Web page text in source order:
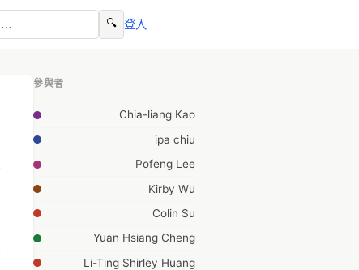
🔍 登入
參與者
Chia-liang Kao
ipa chiu
Pofeng Lee
Kirby Wu
Colin Su
Yuan Hsiang Cheng
Li-Ting Shirley Huang